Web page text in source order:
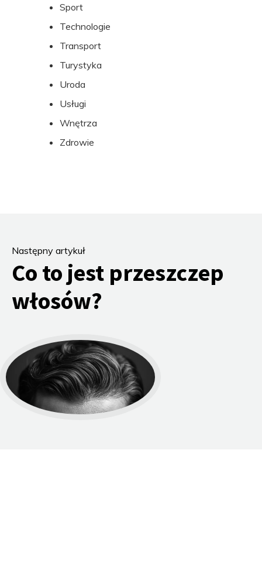
Sport
Technologie
Transport
Turystyka
Uroda
Usługi
Wnętrza
Zdrowie
Następny artykuł
Co to jest przeszczep
włosów?